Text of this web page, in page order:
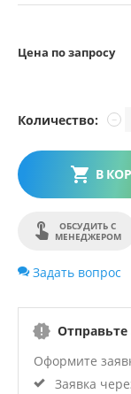
Цена по запросу
Количество: −
В
ОБСУДИТЬ С
МЕНЕДЖЕРОМ
Задать вопрос
Отправьте
Оформите
Заявка